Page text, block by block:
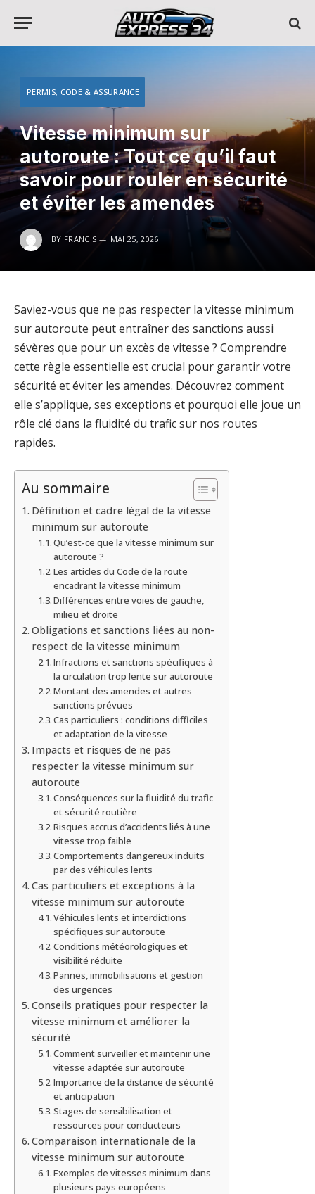
PERMIS, CODE & ASSURANCE
Vitesse minimum sur
autoroute : Tout ce qu’il faut
savoir pour rouler en sécurité
et éviter les amendes
BY FRANCIS MAI 25, 2026
Saviez-vous que ne pas respecter la vitesse minimum
sur autoroute peut entraîner des sanctions aussi
sévères que pour un excès de vitesse ? Comprendre
cette règle essentielle est crucial pour garantir votre
sécurité et éviter les amendes. Découvrez comment
elle s’applique, ses exceptions et pourquoi elle joue un
rôle clé dans la fluidité du trafic sur nos routes
rapides.
Au sommaire
Définition et cadre légal de la vitesse
minimum sur autoroute
Qu’est-ce que la vitesse minimum sur
autoroute ?
Les articles du Code de la route
encadrant la vitesse minimum
Différences entre voies de gauche,
milieu et droite
Obligations et sanctions liées au non-
respect de la vitesse minimum
Infractions et sanctions spécifiques à
la circulation trop lente sur autoroute
Montant des amendes et autres
sanctions prévues
Cas particuliers : conditions difficiles
et adaptation de la vitesse
Impacts et risques de ne pas
respecter la vitesse minimum sur
autoroute
Conséquences sur la fluidité du trafic
et sécurité routière
Risques accrus d’accidents liés à une
vitesse trop faible
Comportements dangereux induits
par des véhicules lents
Cas particuliers et exceptions à la
vitesse minimum sur autoroute
Véhicules lents et interdictions
spécifiques sur autoroute
Conditions météorologiques et
visibilité réduite
Pannes, immobilisations et gestion
des urgences
Conseils pratiques pour respecter la
vitesse minimum et améliorer la
sécurité
Comment surveiller et maintenir une
vitesse adaptée sur autoroute
Importance de la distance de sécurité
et anticipation
Stages de sensibilisation et
ressources pour conducteurs
Comparaison internationale de la
vitesse minimum sur autoroute
Exemples de vitesses minimum dans
plusieurs pays européens